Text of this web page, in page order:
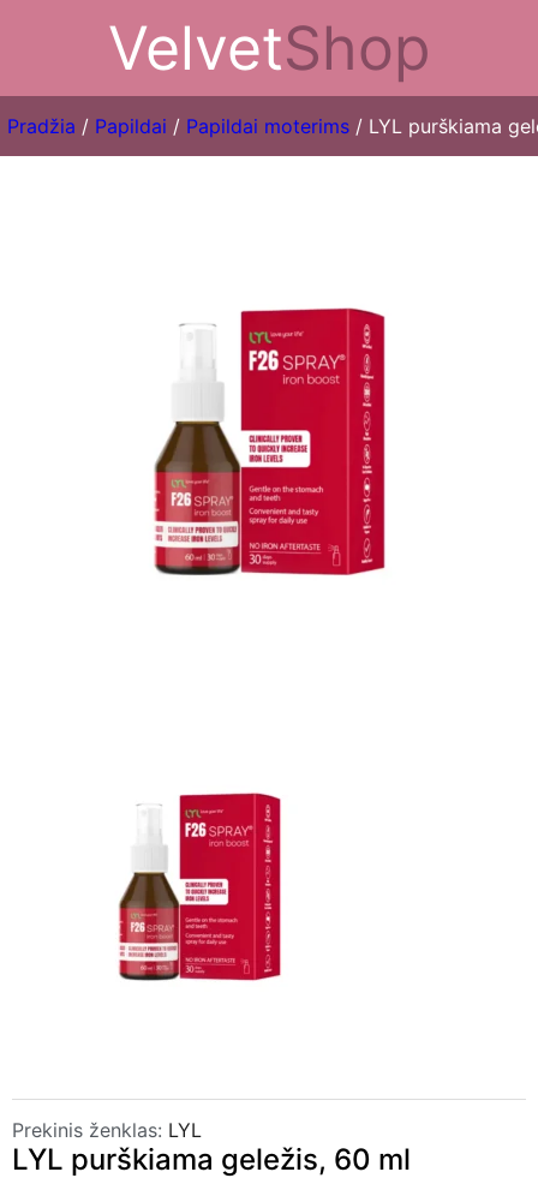
VelvetShop
Pradžia / Papildai / Papildai moterims / LYL purškiama
Prekinis ženklas: LYL
LYL purškiama geležis, 60 ml